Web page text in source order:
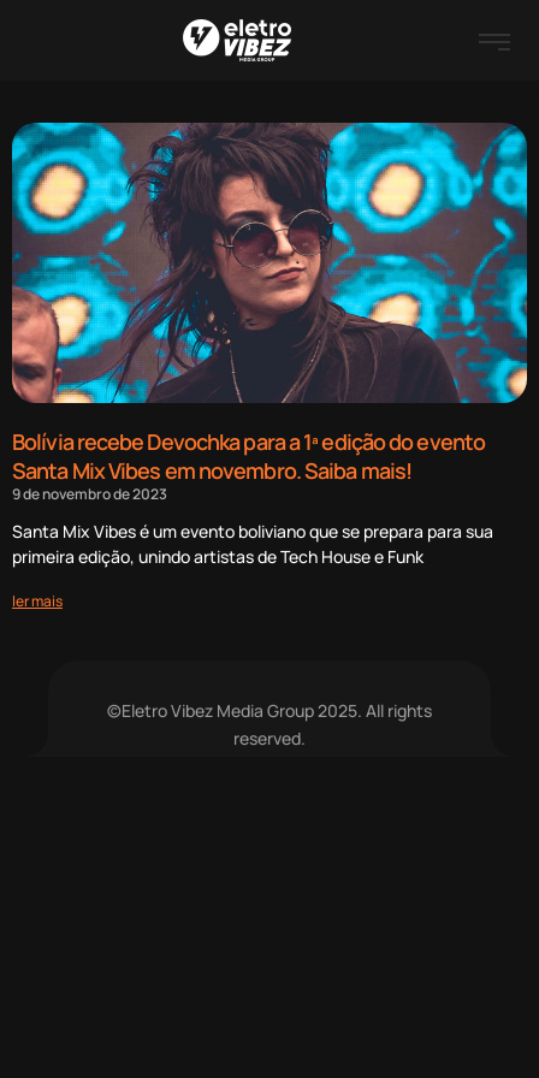
Bolívia recebe Devochka para a 1ª edição do evento
Santa Mix Vibes em novembro. Saiba mais!
9 de novembro de 2023
Santa Mix Vibes é um evento boliviano que se prepara para sua
primeira edição, unindo artistas de Tech House e Funk
ler mais
©Eletro Vibez Media Group 2025. All rights
reserved.